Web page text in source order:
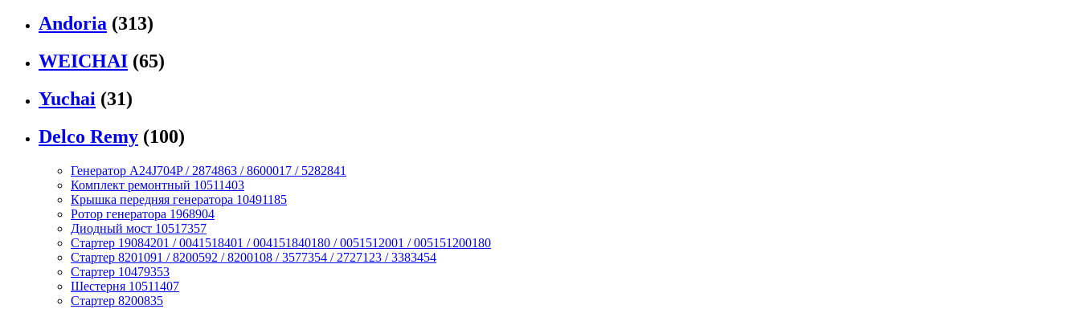
Andoria (313)
WEICHAI (65)
Yuchai (31)
Delco Remy (100)
Генератор A24J704P / 2874863 / 8600017 / 5282841
Комплект ремонтный 10511403
Крышка передняя генератора 10491185
Ротор генератора 1968904
Диодный мост 10517357
Стартер 19084201 / 0041518401 / 004151840180 / 0051512001 / 005151200180
Стартер 8201091 / 8200592 / 8200108 / 3577354 / 2727123 / 3383454
Стартер 10479353
Шестерня 10511407
Стартер 8200835